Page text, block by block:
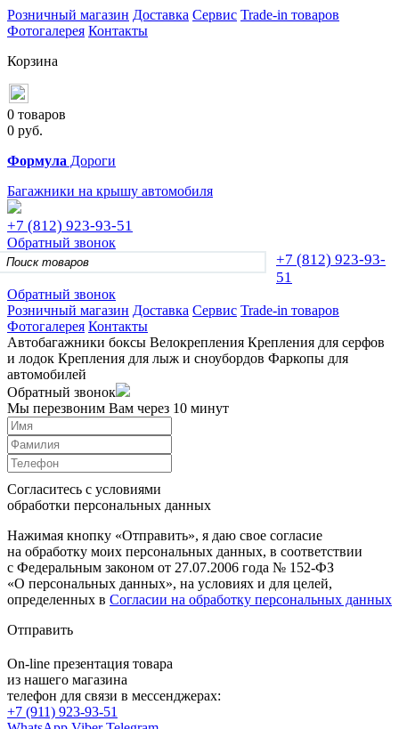
Розничный магазин Доставка Сервис Trade-in товаров
Фотогалерея Контакты
Корзина
0 товаров
0 руб.
Формула Дороги
Багажники на крышу автомобиля
+7 (812) 923-93-51
Обратный звонок
+7 (812) 923-93-
51
Обратный звонок
Розничный магазин Доставка Сервис Trade-in товаров
Фотогалерея Контакты
Автобагажники боксы Велокрепления Крепления для серфов
и лодок Крепления для лыж и сноубордов Фаркопы для
автомобилей
Обратный звонок
Мы перезвоним Вам через 10 минут
Согласитесь с условиями
обработки персональных данных
Нажимая кнопку «Отправить», я даю свое согласие
на обработку моих персональных данных, в соответствии
с Федеральным законом от 27.07.2006 года № 152-ФЗ
«О персональных данных», на условиях и для целей,
определенных в Согласии на обработку персональных данных
Отправить
On-line презентация товара
из нашего магазина
телефон для связи в мессенджерах:
+7 (911) 923-93-51